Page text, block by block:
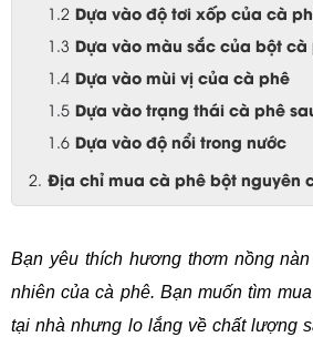
Dựa vào độ tơi xốp của cà
Dựa vào màu sắc của bột cà
Dựa vào mùi vị của cà phê
Dựa vào trạng thái cà phê
Dựa vào độ nổi trong nước
Địa chỉ mua cà phê bột nguyên
Bạn yêu thích hương thơm nồng
nhiên của cà phê. Bạn muốn tìm
tại nhà nhưng lo lắng về chất lượng